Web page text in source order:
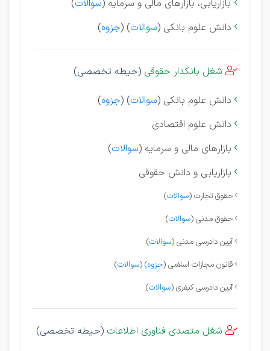
 بازاریابی، بازارهای مالی و سرمایه (سوالات)
 دانش علوم بانکی (سوالات) (جزوه)
 شغل بانکدار حقوقی (حیطه تخصصی)
 دانش علوم بانکی (سوالات) (جزوه)
 دانش علوم اقتصادی
 بازارهای مالی و سرمایه (سوالات)
 بازاریابی و دانش حقوقی
 حقوق تجارت (سوالات)
 حقوق مدنی (سوالات)
 آیین دادرسی مدنی (سوالات)
 قانون مجازات اسلامی (جزوه) (سوالات)
 آیین دادرسی کیفری (سوالات)
 شغل متصدی فناوری اطلاعات (حیطه تخصصی)